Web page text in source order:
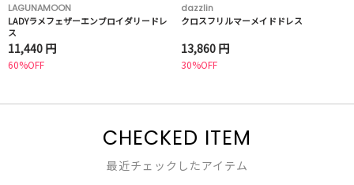
LAGUNAMOON
LADYラメフェザーエンブロイダリードレ
ス
11,440 円
60%OFF
dazzlin
クロスフリルマーメイドドレス
13,860 円
30%OFF
CHECKED ITEM
最近チェックしたアイテム